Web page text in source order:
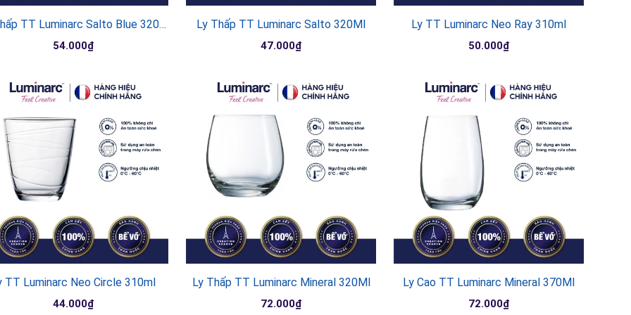
Ly Thấp TT Luminarc Salto Blue 320Ml
54.000₫
Ly Thấp TT Luminarc Salto 320Ml
47.000₫
Ly TT Luminarc Neo Ray 310ml
50.000₫
TT Luminarc Neo Circle 310ml
44.000₫
Ly Thấp TT Luminarc Mineral 320Ml
72.000₫
Ly Cao TT Luminarc Mineral 370Ml
72.000₫